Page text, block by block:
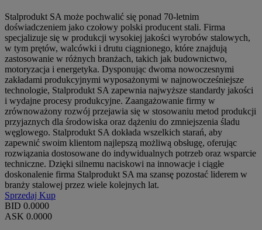
Stalprodukt SA może pochwalić się ponad 70-letnim
doświadczeniem jako czołowy polski producent stali. Firma
specjalizuje się w produkcji wysokiej jakości wyrobów stalowych,
w tym prętów, walcówki i drutu ciągnionego, które znajdują
zastosowanie w różnych branżach, takich jak budownictwo,
motoryzacja i energetyka. Dysponując dwoma nowoczesnymi
zakładami produkcyjnymi wyposażonymi w najnowocześniejsze
technologie, Stalprodukt SA zapewnia najwyższe standardy jakości
i wydajne procesy produkcyjne. Zaangażowanie firmy w
zrównoważony rozwój przejawia się w stosowaniu metod produkcji
przyjaznych dla środowiska oraz dążeniu do zmniejszenia śladu
węglowego. Stalprodukt SA dokłada wszelkich starań, aby
zapewnić swoim klientom najlepszą możliwą obsługę, oferując
rozwiązania dostosowane do indywidualnych potrzeb oraz wsparcie
techniczne. Dzięki silnemu naciskowi na innowacje i ciągłe
doskonalenie firma Stalprodukt SA ma szansę pozostać liderem w
branży stalowej przez wiele kolejnych lat.
Sprzedaj Kup
BID 0.0000
ASK 0.0000